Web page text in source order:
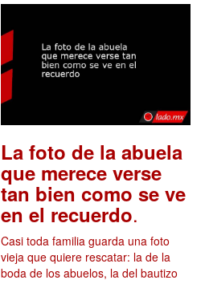
La foto de la abuela
que merece verse
tan bien como se ve
en el recuerdo.
Casi toda familia guarda una foto
vieja que quiere rescatar: la de la
boda de los abuelos, la del bautizo